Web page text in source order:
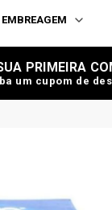
EMBREAGEM
PRIMEIRA
um cupom de